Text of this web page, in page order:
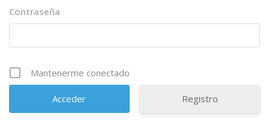
Contraseña
Mantenerme conectado
Registro